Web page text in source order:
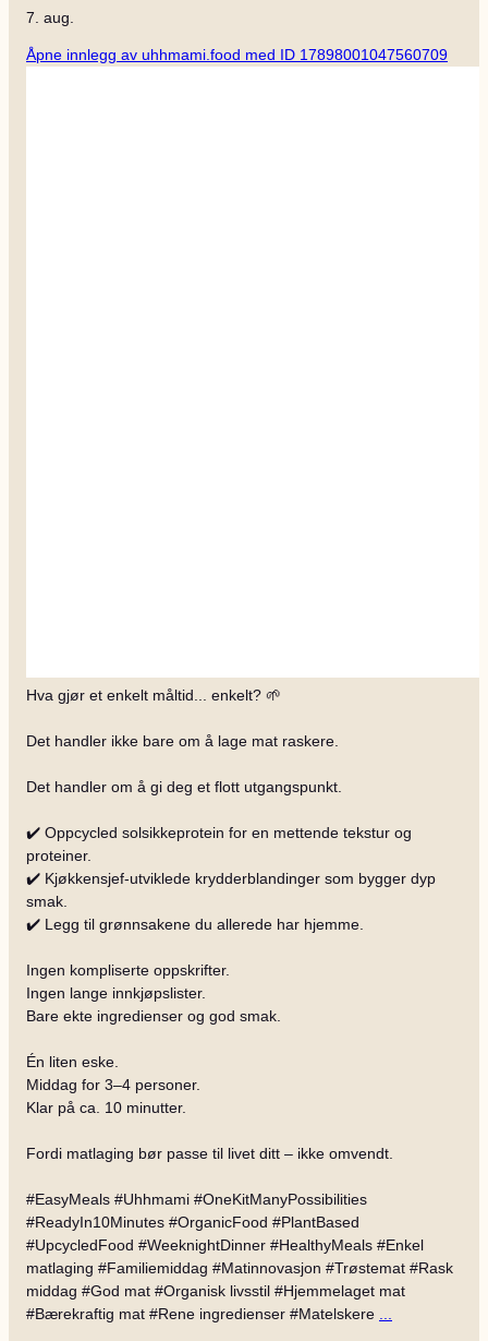
7. aug.
Åpne innlegg av uhhmami.food med ID 17898001047560709
Hva gjør et enkelt måltid... enkelt? 🌱
Det handler ikke bare om å lage mat raskere.
Det handler om å gi deg et flott utgangspunkt.
✔️ Oppcycled solsikkeprotein for en mettende tekstur og
proteiner.
✔️ Kjøkkensjef-utviklede krydderblandinger som bygger dyp
smak.
✔️ Legg til grønnsakene du allerede har hjemme.
Ingen kompliserte oppskrifter.
Ingen lange innkjøpslister.
Bare ekte ingredienser og god smak.
Én liten eske.
Middag for 3–4 personer.
Klar på ca. 10 minutter.
Fordi matlaging bør passe til livet ditt – ikke omvendt.
#EasyMeals #Uhhmami #OneKitManyPossibilities
#ReadyIn10Minutes #OrganicFood #PlantBased
#UpcycledFood #WeeknightDinner #HealthyMeals #Enkel
matlaging #Familiemiddag #Matinnovasjon #Trøstemat #Rask
middag #God mat #Organisk livsstil #Hjemmelaget mat
#Bærekraftig mat #Rene ingredienser #Matelskere